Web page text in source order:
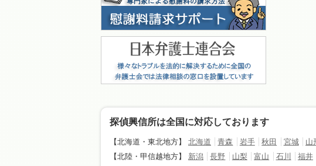
探偵興信所は全国に対応しております
【北海道・東北地方】 北海道 青森 岩手 秋田 宮城 山
【北陸・甲信越地方】
新潟 長野 山梨 富山 石川 福井